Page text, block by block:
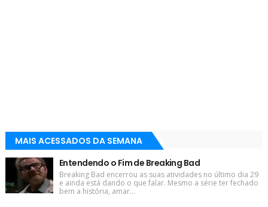
MAIS ACESSADOS DA SEMANA
Entendendo o Fim de Breaking Bad
Breaking Bad encerrou as suas atividades no último dia 29
e ainda está dando o que falar. Mesmo a série ter fechado
bem a história, amar...